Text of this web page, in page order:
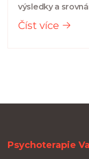
výsledky a
Číst více
Psychoterapie